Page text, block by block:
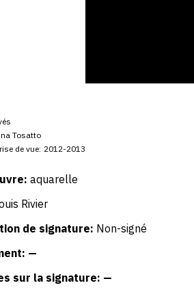
Tosatto
de vue: 2012-2013
aquarelle
Rivier
de signature: Non-signé
—
sur la signature: —